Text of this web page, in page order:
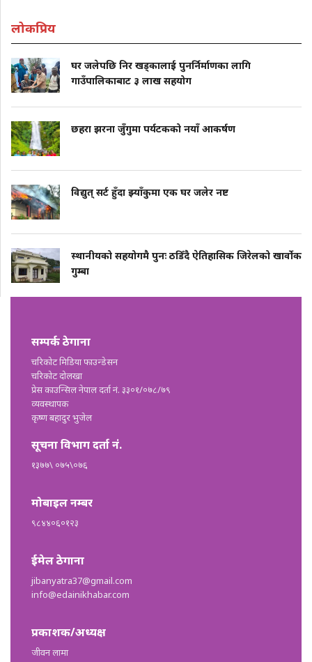
लोकप्रिय
घर जलेपछि निर खड्कालाई पुनर्निर्माणका लागि
गाउँपालिकाबाट ३ लाख सहयोग
छहरा झरना जुँगुमा पर्यटकको नयाँ आकर्षण
विद्युत् सर्ट हुँदा झ्याँकुमा एक घर जलेर नष्ट
स्थानीयको सहयोगमै पुनः ठडिँदै ऐतिहासिक जिरेलको खार्वोक
गुम्बा
सम्पर्क ठेगाना
चरिकोट मिडिया फाउन्डेसन
चरिकोट दोलखा
प्रेस काउन्सिल नेपाल दर्ता नं. ३३०१/०७८/७९
व्यवस्थापक
कृष्ण बहादुर भुजेल
सूचना विभाग दर्ता नं.
१३७७\ ०७५\०७६
मोबाइल नम्बर
९८४४०६०१२३
ईमेल ठेगाना
jibanyatra37@gmail.com
info@edainikhabar.com
प्रकाशक/अध्यक्ष
जीवन लामा